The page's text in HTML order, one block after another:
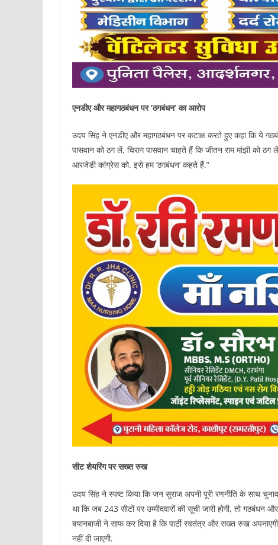
एनडीए और महागठबंधन पर ‘ठगबंधन’ का आरोप
उदय सिंह ने एनडीए और महागठबंधन पर कटाक्ष करते हुए कहा कि ये
पासवान को ठग लें, चिराग पासवान चाहते हैं कि जीतन राम मांझी को
आरजेडी कांग्रेस को. इसे हम ‘ठगबंधन’ कहते हैं.”
सीट शेयरिंग पर सख्त रुख
उदय सिंह ने स्पष्ट किया कि जन सुराज अपनी पूरी रणनीति के साथ
था कि जब 243 सीटों पर उम्मीदवारों की सूची जारी होगी, तो
बयानबाजी ने साफ कर दिया है कि पार्टी स्वतंत्र और सख्त रुख
नहीं दी जाएगी.